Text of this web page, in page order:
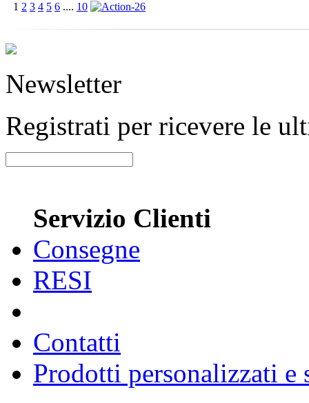
1 2 3 4 5 6 .... 10
Newsletter
Registrati per ricevere le
Servizio Clienti
Consegne
RESI
Contatti
Prodotti personalizzati e